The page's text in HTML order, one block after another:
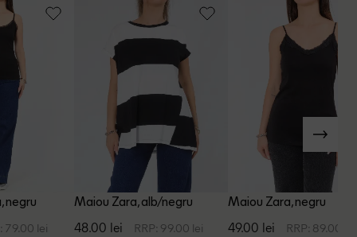
negru
79.00 lei
Maiou Zara, alb/negru
48.00 lei RRP: 99.00 lei
Maiou Zara, negru
49.00 lei RRP: 89.00 lei